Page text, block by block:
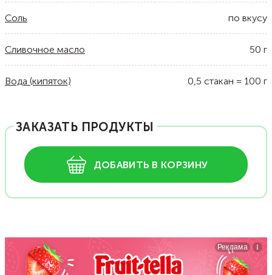
Соль по вкусу
Сливочное масло 50 г
Вода (кипяток) 0,5 стакан = 100 г
ЗАКАЗАТЬ ПРОДУКТЫ
ДОБАВИТЬ В КОРЗИНУ